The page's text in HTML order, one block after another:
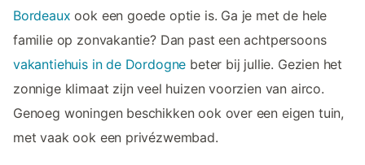
Bordeaux ook een goede optie is. Ga je met de hele
familie op zonvakantie? Dan past een achtpersoons
vakantiehuis in de Dordogne beter bij jullie. Gezien het
zonnige klimaat zijn veel huizen voorzien van airco.
Genoeg woningen beschikken ook over een eigen tuin,
met vaak ook een privézwembad.